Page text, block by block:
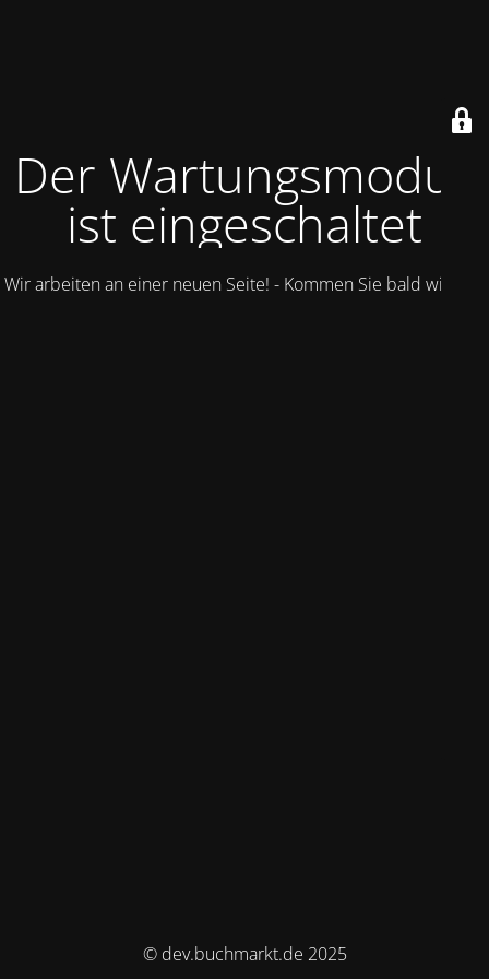
Der Wartungsmodus
ist eingeschaltet
Wir arbeiten an einer neuen Seite! - Kommen Sie bald wieder.
© dev.buchmarkt.de 2025